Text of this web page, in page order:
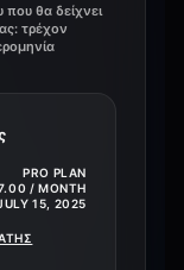
που θα δείχνει
τρέχον
PRO PLAN
/ MONTH
15, 2025